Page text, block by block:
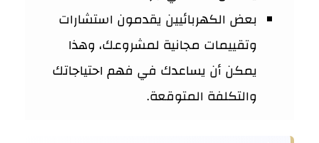
بعض الكهربائيين يقدمون استشارات
وتقييمات مجانية لمشروعك، وهذا
يمكن أن يساعدك في فهم احتياجاتك
والتكلفة المتوقعة.